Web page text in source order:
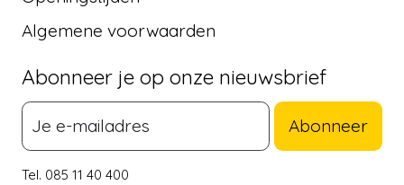
Algemene voorwaarden
Abonneer je op onze nieuwsbrief
Abonneer
Tel. 085 11 40 400